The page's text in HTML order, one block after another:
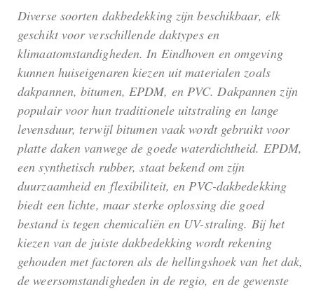
Diverse soorten dakbedekking zijn beschikbaar, elk
geschikt voor verschillende daktypes en
klimaatomstandigheden. In Eindhoven en omgeving
kunnen huiseigenaren kiezen uit materialen zoals
dakpannen, bitumen, EPDM, en PVC. Dakpannen zijn
populair voor hun traditionele uitstraling en lange
levensduur, terwijl bitumen vaak wordt gebruikt voor
platte daken vanwege de goede waterdichtheid. EPDM,
een synthetisch rubber, staat bekend om zijn
duurzaamheid en flexibiliteit, en PVC-dakbedekking
biedt een lichte, maar sterke oplossing die goed
bestand is tegen chemicaliën en UV-straling. Bij het
kiezen van de juiste dakbedekking wordt rekening
gehouden met factoren als de hellingshoek van het dak,
de weersomstandigheden in de regio, en de gewenste